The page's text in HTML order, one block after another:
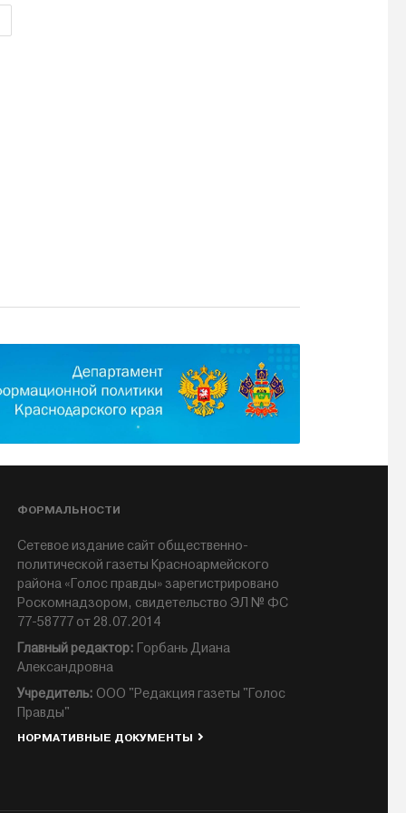
ФОРМАЛЬНОСТИ
Сетевое издание сайт общественно-
политической газеты Красноармейского
района «Голос правды» зарегистрировано
Роскомнадзором, свидетельство ЭЛ № ФС
77-58777 от 28.07.2014
Главный редактор: Горбань Диана
Александровна
Учредитель: ООО "Редакция газеты "Голос
Правды"
НОРМАТИВНЫЕ ДОКУМЕНТЫ